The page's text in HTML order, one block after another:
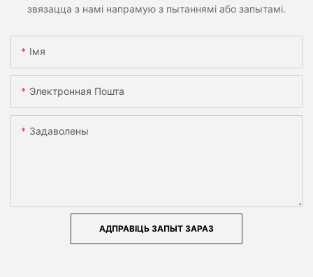
звязацца з намі напрамую з пытаннямі або запытамі.
Імя
Электронная Пошта
Задаволены
АДПРАВІЦЬ ЗАПЫТ ЗАРАЗ